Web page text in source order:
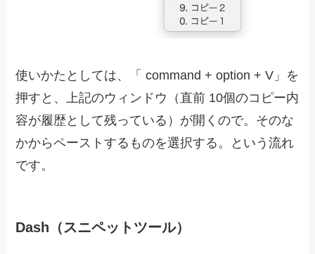
使いかたとしては、「 command + option + V」を
押すと、上記のウィンドウ（直前 10個のコピー内
容が履歴として残っている）が開くので。そのな
かからペーストするものを選択する。という流れ
です。
Dash（スニペットツール）